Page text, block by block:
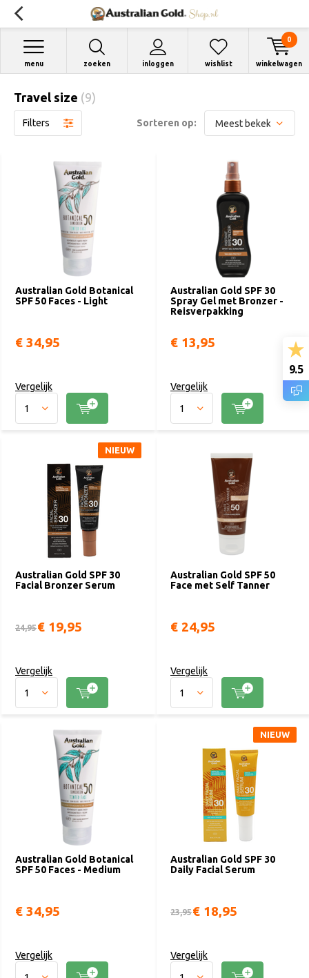
zoeken inloggen
menu wishlist winkelwagen
0
Travel size (9)
Filters Sorteren op:
Australian Gold Botanical
SPF 50 Faces - Light
€ 34,95
Vergelijk
Australian Gold SPF 30
Spray Gel met Bronzer -
Reisverpakking
€ 13,95
Vergelijk
Australian Gold SPF 30
Facial Bronzer Serum
NIEUW
24,95€ 19,95
Vergelijk
Australian Gold SPF 50
Face met Self Tanner
€ 24,95
Vergelijk
Australian Gold Botanical
SPF 50 Faces - Medium
€ 34,95
Vergelijk
Australian Gold SPF 30
Daily Facial Serum
NIEUW
23,95€ 18,95
Vergelijk
9.5